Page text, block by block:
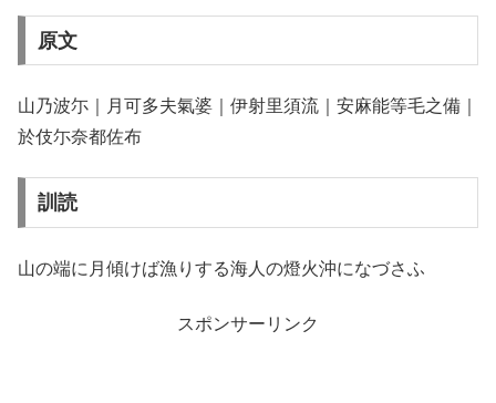
原文
山乃波尓｜月可多夫氣婆｜伊射里須流｜安麻能等毛之備｜
於伎尓奈都佐布
訓読
山の端に月傾けば漁りする海人の燈火沖になづさふ
スポンサーリンク